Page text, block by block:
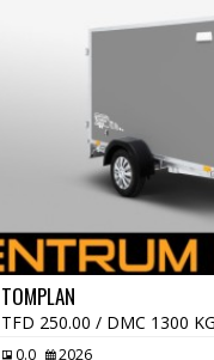
TOMPLAN
0.0 2026